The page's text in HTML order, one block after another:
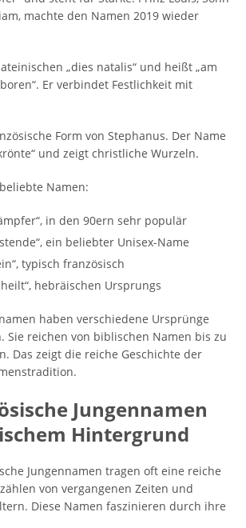
machte den Namen 2019 wieder
„dies natalis“ und heißt „am
Er verbindet Festlichkeit mit
Form von Stephanus. Der Name
und zeigt christliche Wurzeln.
Namen:
in den 90ern sehr populär
ein beliebter Unisex-Name
typisch französisch
hebräischen Ursprungs
haben verschiedene Ursprünge
Sie reichen von biblischen Namen bis zu
Das zeigt die reiche Geschichte der
Jungennamen
Hintergrund
Jungennamen tragen oft eine reiche
von vergangenen Zeiten und
Diese Namen faszinieren durch ihre